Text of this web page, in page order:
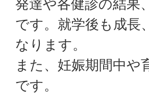
発達や各健診の結果
です。就学後も成長
なります。
また、妊娠期間中や
です。